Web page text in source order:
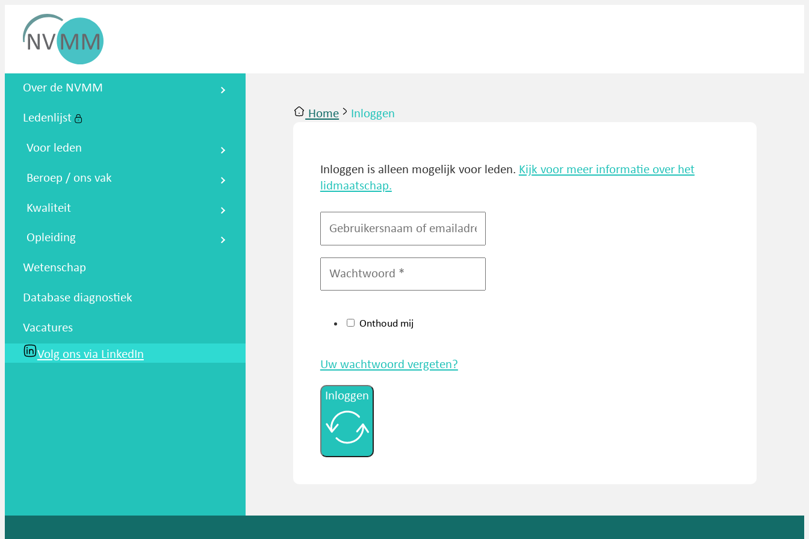
Nederlandse Vereniging voor
Over de NVMM
Ledenlijst
Voor leden
Beroep / ons vak
Kwaliteit
Opleiding
Wetenschap
Database diagnostiek
Vacatures
Volg ons via LinkedIn
Home Inloggen
Inloggen is alleen mogelijk voor leden. Kijk voor meer informatie over het
lidmaatschap.
Onthoud mij
Uw wachtwoord vergeten?
Inloggen